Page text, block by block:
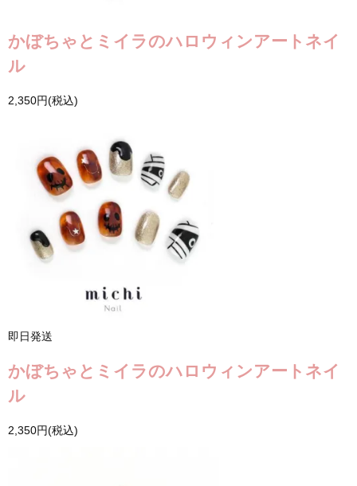
かぼちゃとミイラのハロウィンアートネイ
ル
2,350円(税込)
即日発送
かぼちゃとミイラのハロウィンアートネイ
ル
2,350円(税込)